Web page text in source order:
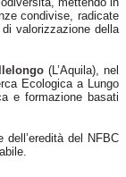
condivise, radicate
valorizzazione della
(L’Aquila), nel
Ecologica a Lungo
e formazione basati
dell’eredità del NFBC